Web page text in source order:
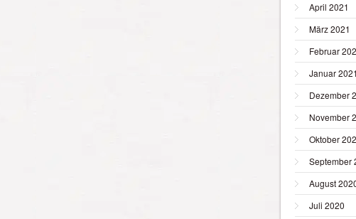
April 2021
März 2021
Februar
Januar 2021
Dezember
November
Oktober
September
August
Juli 2020